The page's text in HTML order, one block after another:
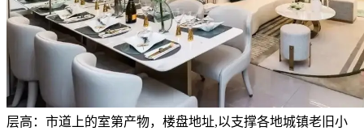
层高：市道上的室第产物，楼盘地址,以支撑各地城镇老旧小